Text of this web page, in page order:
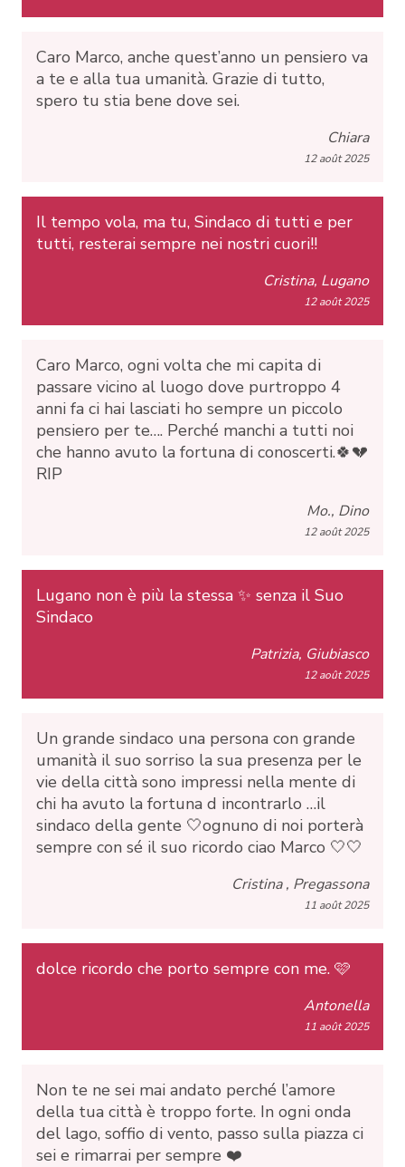
Caro Marco, anche quest’anno un pensiero va
a te e alla tua umanità. Grazie di tutto,
spero tu stia bene dove sei.
Chiara
12 août 2025
Il tempo vola, ma tu, Sindaco di tutti e per
tutti, resterai sempre nei nostri cuori!!
Cristina, Lugano
12 août 2025
Caro Marco, ogni volta che mi capita di
passare vicino al luogo dove purtroppo 4
anni fa ci hai lasciati ho sempre un piccolo
pensiero per te…. Perché manchi a tutti noi
che hanno avuto la fortuna di conoscerti.🍀💔
RIP
Mo., Dino
12 août 2025
Lugano non è più la stessa ✨ senza il Suo
Sindaco
Patrizia, Giubiasco
12 août 2025
Un grande sindaco una persona con grande
umanità il suo sorriso la sua presenza per le
vie della città sono impressi nella mente di
chi ha avuto la fortuna d incontrarlo …il
sindaco della gente 🤍ognuno di noi porterà
sempre con sé il suo ricordo ciao Marco 🤍🤍
Cristina , Pregassona
11 août 2025
dolce ricordo che porto sempre con me. 🩷
Antonella
11 août 2025
Non te ne sei mai andato perché l’amore
della tua città è troppo forte. In ogni onda
del lago, soffio di vento, passo sulla piazza ci
sei e rimarrai per sempre ❤️